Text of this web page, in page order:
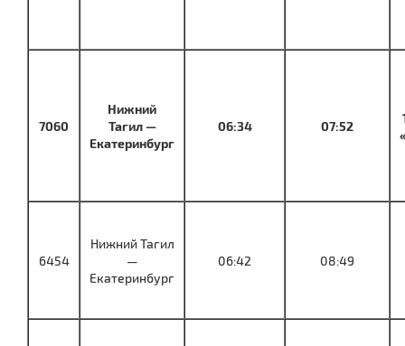
7060
Нижний
Тагил —
Екатеринбург
06:34 07:52
6454
Нижний Тагил
—
Екатеринбург
06:42 08:49